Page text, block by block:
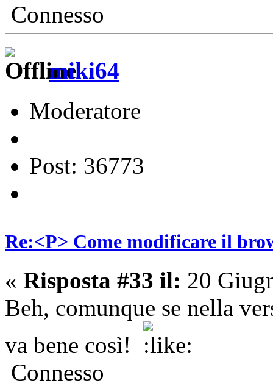
Connesso
miki64
Moderatore
Post: 36773
Re:<P> Come modificare il
« Risposta #33 il: 20
Beh, comunque se nella
va bene così!
Connesso